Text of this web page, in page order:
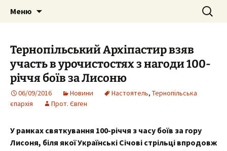
Собор Святих
Рівноапостольних
Костянтина і Єлени, м.
Тернопіль
Собор Святих Рівноапостольних
Костянтина і Єленипіль.
Патріархату
Меню Пошук:
Тернопільський Архіпастир взяв
участь в урочистостях з нагоди 100-
річчя боїв за Лисоню
06/09/2016 Новини Настоятель, Тернопільська
єпархія
Прот. Євген
У рамках святкування 100-річчя з часу боїв за гору
Лисоня, біля якої Українські Січові стрільці впродовж